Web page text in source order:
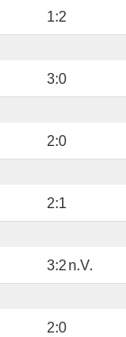
1:2
3:0
2:0
2:1
3:2 n.V.
2:0